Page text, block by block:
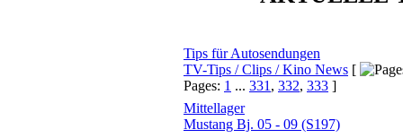
Tips für Autosendungen
TV-Tips / Clips / Kino News [
Pages: 1 ... 331 , 332, 333 ]
Mittellager
Mustang Bj. 05 - 09 (S197)